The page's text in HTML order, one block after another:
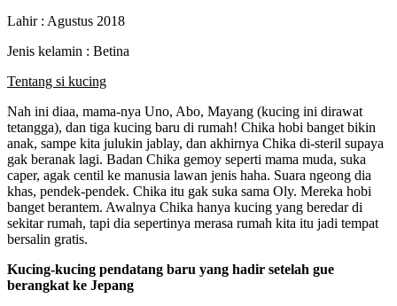
Lahir : Agustus 2018
Jenis kelamin : Betina
Tentang si kucing
Nah ini diaa, mama-nya Uno, Abo, Mayang (kucing ini dirawat
tetangga), dan tiga kucing baru di rumah! Chika hobi banget bikin
anak, sampe kita julukin jablay, dan akhirnya Chika di-steril supaya
gak beranak lagi. Badan Chika gemoy seperti mama muda, suka
caper, agak centil ke manusia lawan jenis haha. Suara ngeong dia
khas, pendek-pendek. Chika itu gak suka sama Oly. Mereka hobi
banget berantem. Awalnya Chika hanya kucing yang beredar di
sekitar rumah, tapi dia sepertinya merasa rumah kita itu jadi tempat
bersalin gratis.
Kucing-kucing pendatang baru yang hadir setelah gue
berangkat ke Jepang